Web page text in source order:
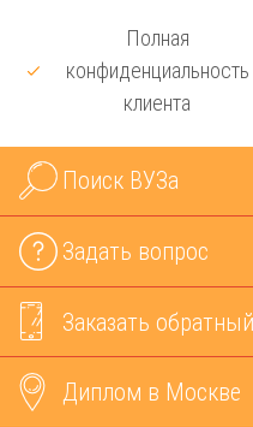
Полная
конфиденциальность
клиента
Поиск ВУЗа
Задать вопрос
Заказать
Диплом в Москве